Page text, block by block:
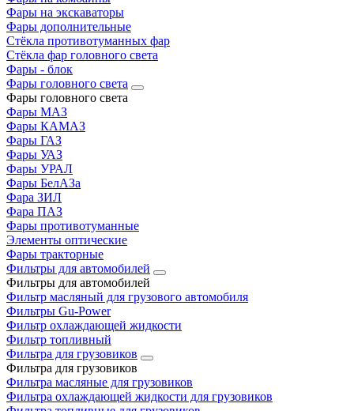
Фары на экскаваторы
Фары дополнительные
Стёкла противотуманных фар
Стёкла фар головного света
Фары - блок
Фары головного света
Фары головного света
Фары МАЗ
Фары КАМАЗ
Фары ГАЗ
Фары УАЗ
Фары УРАЛ
Фары БелАЗа
Фара ЗИЛ
Фара ПАЗ
Фары противотуманные
Элементы оптические
Фары тракторные
Фильтры для автомобилей
Фильтры для автомобилей
Фильтр масляный для грузового автомобиля
Фильтры Gu-Power
Фильтр охлаждающей жидкости
Фильтр топливный
Фильтра для грузовиков
Фильтра для грузовиков
Фильтра масляные для грузовиков
Фильтра охлаждающей жидкости для грузовиков